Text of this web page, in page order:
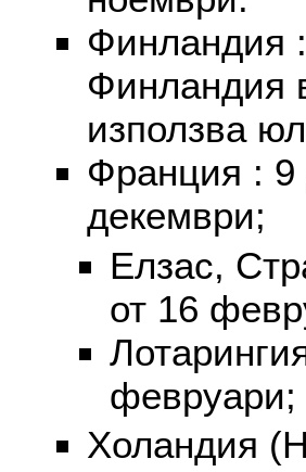
Финландия
Финландия
използва
Франция : 9
декември;
Елзас,
от 16
февруари;
Холандия